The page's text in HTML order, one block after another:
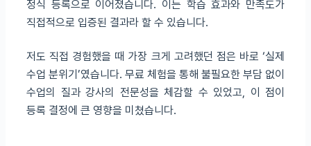
정식 등록으로 이어졌습니다. 이는 학습 효과와 만족도가
직접적으로 입증된 결과라 할 수 있습니다.
저도 직접 경험했을 때 가장 크게 고려했던 점은 바로 ‘실제
수업 분위기’였습니다. 무료 체험을 통해 불필요한 부담 없이
수업의 질과 강사의 전문성을 체감할 수 있었고, 이 점이
등록 결정에 큰 영향을 미쳤습니다.